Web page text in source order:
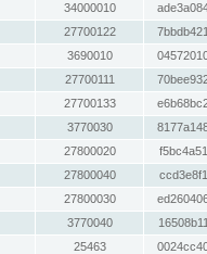
34000010
27700122
3690010
27700111
27700133
3770030
27800020
27800040
27800030
3770040
25463